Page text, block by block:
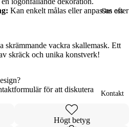
Om oss
Kontakt
Kan enkelt målas eller anpassas efter
skrämmande vackra skallemask. Ett
skräck och unika konstverk!
för att diskutera
Högt betyg